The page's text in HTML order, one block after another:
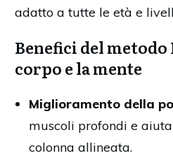
adatto a tutte le età e
Benefici del
corpo e la mente
Miglioramento della
muscoli profondi e
colonna allineata.